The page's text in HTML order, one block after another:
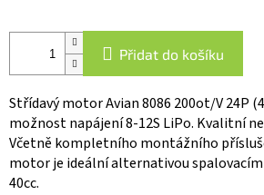
Přidat do košíku
Střídavý motor Avian 8086 200ot/V 24P
možnost napájení 8-12S LiPo. Kvalitní
Včetně kompletního montážního
motor je ideální alternativou
40cc.